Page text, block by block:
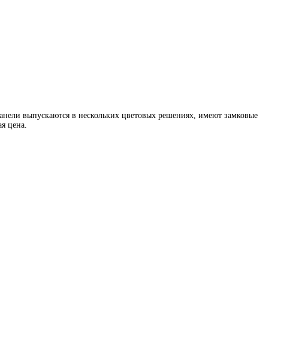
выпускаются в нескольких цветовых решениях, имеют замковые
цена.